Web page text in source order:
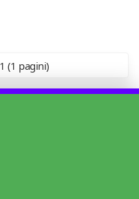
(1 pagini)